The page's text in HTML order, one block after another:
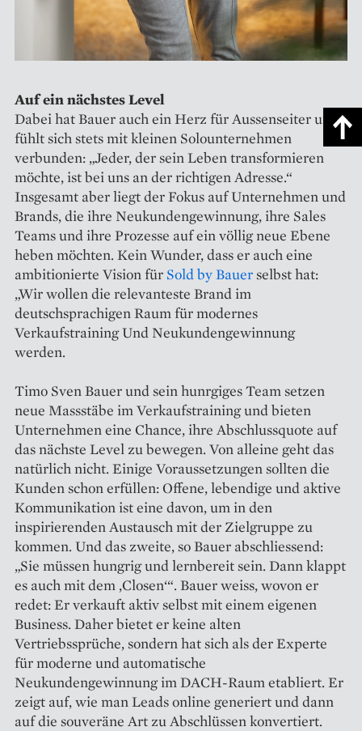
Auf ein nächstes Level
Dabei hat Bauer auch ein Herz für Aussenseiter und
fühlt sich stets mit kleinen Solounternehmen
verbunden: „Jeder, der sein Leben transformieren
möchte, ist bei uns an der richtigen Adresse.“
Insgesamt aber liegt der Fokus auf Unternehmen und
Brands, die ihre Neukundengewinnung, ihre Sales
Teams und ihre Prozesse auf ein völlig neue Ebene
heben möchten. Kein Wunder, dass er auch eine
ambitionierte Vision für Sold by Bauerselbst hat:
„Wir wollen die relevanteste Brand im
deutschsprachigen Raum für modernes
Verkaufstraining Und Neukundengewinnung
werden.
Timo Sven Bauer und sein hunrgiges Team setzen
neue Massstäbe im Verkaufstraining und bieten
Unternehmen eine Chance, ihre Abschlussquote auf
das nächste Level zu bewegen. Von alleine geht das
natürlich nicht. Einige Voraussetzungen sollten die
Kunden schon erfüllen: Offene, lebendige und aktive
Kommunikation ist eine davon, um in den
inspirierenden Austausch mit der Zielgruppe zu
kommen. Und das zweite, so Bauer abschliessend:
„Sie müssen hungrig und lernbereit sein. Dann klappt
es auch mit dem ‚Closen‘“. Bauer weiss, wovon er
redet: Er verkauft aktiv selbst mit einem eigenen
Business. Daher bietet er keine alten
Vertriebssprüche, sondern hat sich als der Experte
für moderne und automatische
Neukundengewinnung im DACH-Raum etabliert. Er
zeigt auf, wie man Leads online generiert und dann
auf die souveräne Art zu Abschlüssen konvertiert.